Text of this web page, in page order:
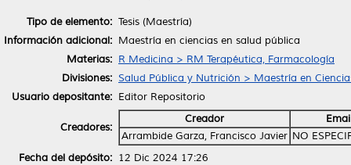
Tipo de elemento: Tesis (Maestría)
Información adicional: Maestría en ciencias en salud pública
Materias: R Medicina > RM Terapéutica, Farmacología
Divisiones: Salud Pública y Nutrición > Maestría en
Usuario depositante: Editor Repositorio
Creadores:
Creador
Arrambide Garza, Francisco Javier NO
Fecha del depósito: 12 Dic 2024 17:26